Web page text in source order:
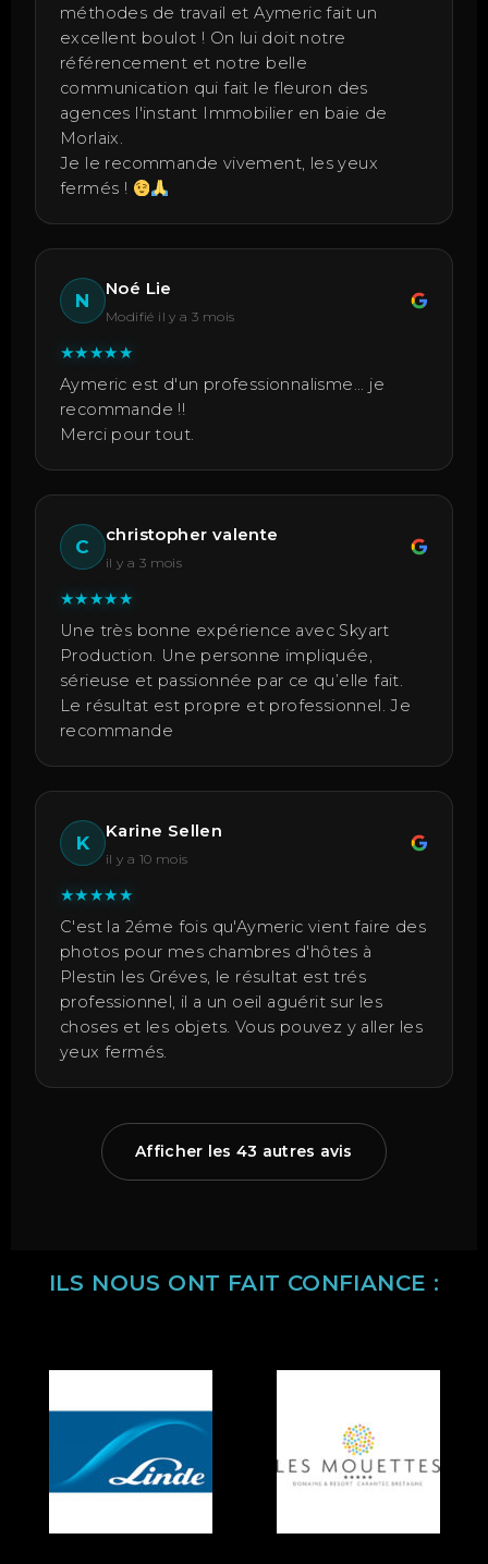
méthodes de travail et Aymeric fait un
excellent boulot ! On lui doit notre
référencement et notre belle
communication qui fait le fleuron des
agences l'instant Immobilier en baie de
Morlaix.
Je le recommande vivement, les yeux
fermés !
N
Noé Lie
Modifié il y a 3 mois
★★★★★
Aymeric est d'un professionnalisme... je
recommande !!
Merci pour tout.
C
christopher valente
il y a 3 mois
★★★★★
Une très bonne expérience avec Skyart
Production. Une personne impliquée,
sérieuse et passionnée par ce qu’elle fait.
Le résultat est propre et professionnel. Je
recommande
K
Karine Sellen
il y a 10 mois
★★★★★
C'est la 2éme fois qu'Aymeric vient faire des
photos pour mes chambres d'hôtes à
Plestin les Gréves, le résultat est trés
professionnel, il a un oeil aguérit sur les
choses et les objets. Vous pouvez y aller les
yeux fermés.
Afficher les 43 autres avis
ILS NOUS ONT FAIT CONFIANCE :